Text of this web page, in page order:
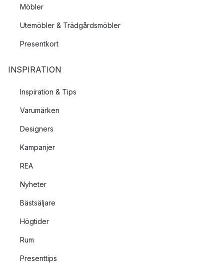
Möbler
Utemöbler & Trädgårdsmöbler
Presentkort
INSPIRATION
Inspiration & Tips
Varumärken
Designers
Kampanjer
REA
Nyheter
Bästsäljare
Högtider
Rum
Presenttips